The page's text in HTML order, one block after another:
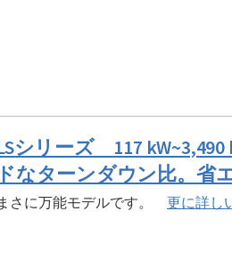
シリーズ 117
ドなターンダウン比。省
さに万能モデルです。 更に詳し